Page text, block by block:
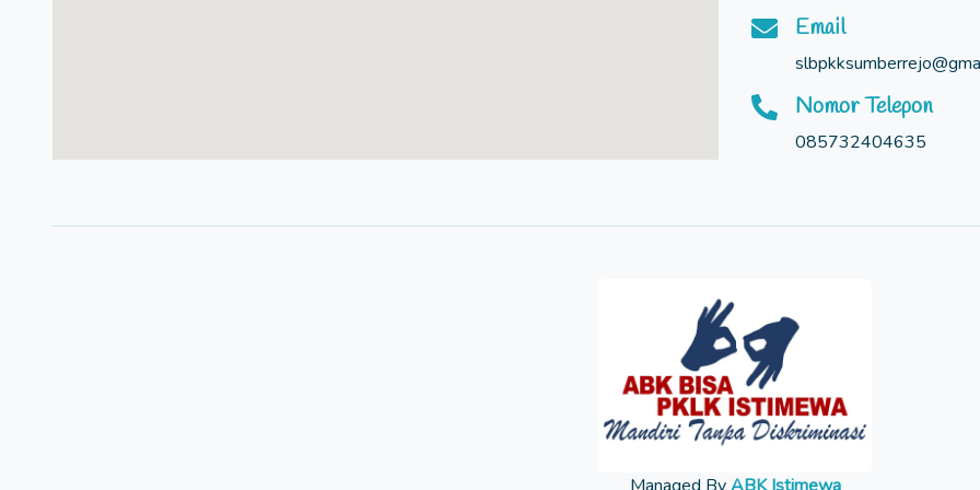
Email
Nomor Telepon
085732404635
Managed ByABK Istimewa